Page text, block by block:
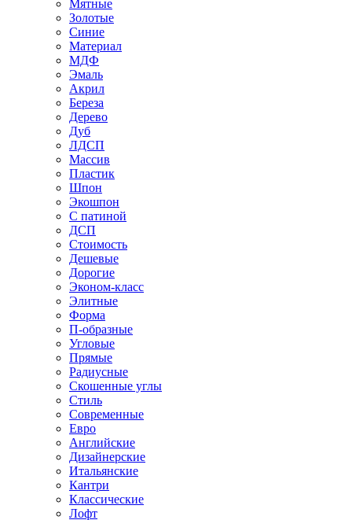
Мятные
Золотые
Синие
Материал
МДФ
Эмаль
Акрил
Береза
Дерево
Дуб
ЛДСП
Массив
Пластик
Шпон
Экошпон
С патиной
ДСП
Стоимость
Дешевые
Дорогие
Эконом-класс
Элитные
Форма
П-образные
Угловые
Прямые
Радиусные
Скошенные углы
Стиль
Современные
Евро
Английские
Дизайнерские
Итальянские
Кантри
Классические
Лофт